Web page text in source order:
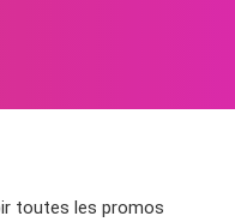
toutes les promos